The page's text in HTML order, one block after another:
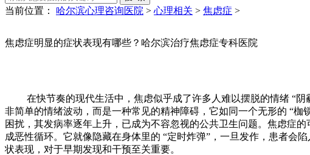
当前位置： 哈尔滨心理咨询医院 > 心理相关 > 焦虑症 >
焦虑症明显的症状表现有哪些？哈尔滨治疗焦虑症专科医院
在快节奏的现代生活中，焦虑似乎成了许多人难以摆脱的情绪 “阴
非简单的情绪波动，而是一种常见的精神障碍，它如同一个无形的 “
困扰，其发病率逐年上升，已成为不容忽视的公共卫生问题。焦虑症
成恶性循环。它就像隐藏在身体里的 “定时炸弹”，一旦发作，患者会
状表现，对于早期发现和干预至关重要。​